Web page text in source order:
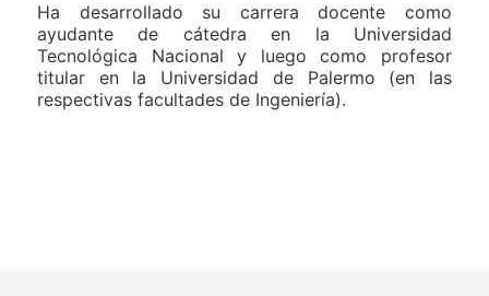
Ha desarrollado su carrera docente como
ayudante de cátedra en la Universidad
Tecnológica Nacional y luego como profesor
titular en la Universidad de Palermo (en las
respectivas facultades de Ingeniería).